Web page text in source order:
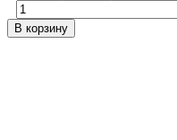
В корзину